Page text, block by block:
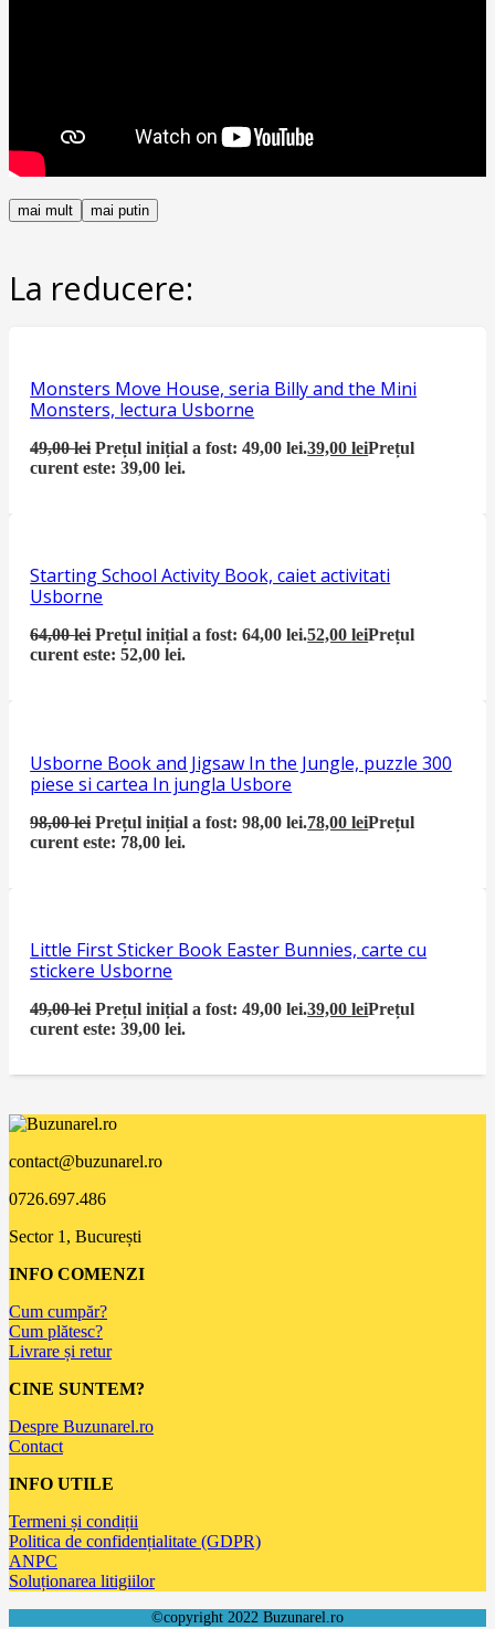
mai mult mai putin
La reducere:
Monsters Move House, seria Billy and the Mini
Monsters, lectura Usborne
49,00lei Prețul inițial a fost: 49,00 lei.39,00leiPrețul
curent este: 39,00 lei.
Starting School Activity Book, caiet activitati
Usborne
64,00lei Prețul inițial a fost: 64,00 lei.52,00leiPrețul
curent este: 52,00 lei.
Usborne Book and Jigsaw In the Jungle, puzzle 300
piese si cartea In jungla Usbore
98,00lei Prețul inițial a fost: 98,00 lei.78,00leiPrețul
curent este: 78,00 lei.
Little First Sticker Book Easter Bunnies, carte cu
stickere Usborne
49,00lei Prețul inițial a fost: 49,00 lei.39,00leiPrețul
curent este: 39,00 lei.
contact@buzunarel.ro
0726.697.486
Sector 1, București
INFO COMENZI
Cum cumpăr?
Cum plătesc?
Livrare și retur
CINE SUNTEM?
Despre Buzunarel.ro
Contact
INFO UTILE
Termeni și condiții
Politica de confidențialitate (GDPR)
ANPC
Soluționarea litigiilor
©copyright 2022 Buzunarel.ro